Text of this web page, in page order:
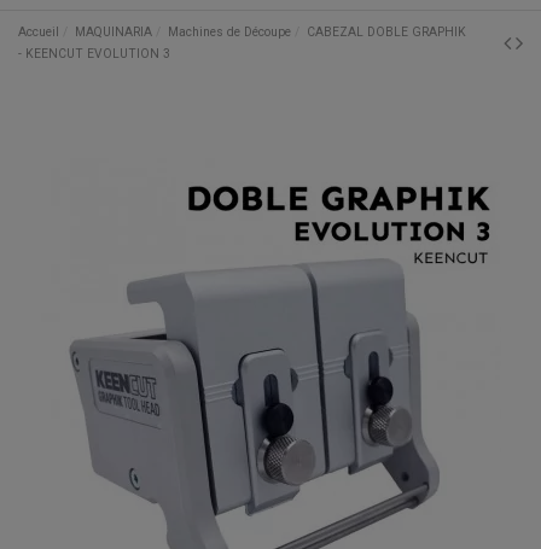
Accueil MAQUINARIA Machines de Découpe
CABEZAL DOBLE GRAPHIK
- KEENCUT EVOLUTION 3